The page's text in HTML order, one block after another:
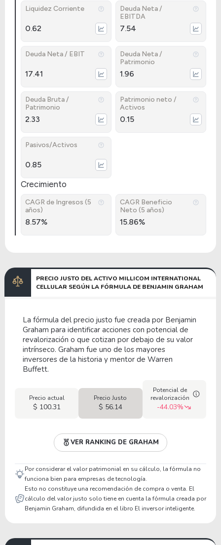
Liquidez Corriente
0.62
Deuda Neta /
EBITDA
7.54
Deuda Neta / EBIT
17.41
Deuda Neta /
Patrimonio
1.96
Deuda Bruta /
Patrimonio
2.33
Patrimonio neto /
Activos
0.15
Pasivos/Activos
0.85
Crecimiento
CAGR de Ingresos (5
años)
8.57%
CAGR Beneficio
Neto (5 años)
15.86%
PRECIO JUSTO DEL ACTIVO MILLICOM INTERNATIONAL
CELLULAR SEGÚN LA FÓRMULA DE BENJAMIN GRAHAM
La fórmula del precio justo fue creada por Benjamin
Graham para identificar acciones con potencial de
revalorización o que cotizan por debajo de su valor
intrínseco. Graham fue uno de los mayores
inversores de la historia y mentor de Warren
Buffett.
Precio actual
$ 100.31
Precio Justo
$ 56.14
Potencial de
revalorización
-44.03%
VER RANKING DE GRAHAM
Por considerar el valor patrimonial en su cálculo, la fórmula no
funciona bien para empresas de tecnología.
Esto no constituye una recomendación de compra o venta. El
cálculo del valor justo solo tiene en cuenta la fórmula creada por
Benjamin Graham, difundida en el libro El inversor inteligente.